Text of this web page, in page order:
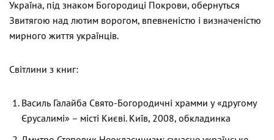
Україна, під знаком Богородиці Покрови, обернуться
Звитягою над лютим ворогом, впевненістю і визначеністю
мирного життя українців.
Світлини з книг:
Василь Галайба Свято-Богородичні храмми у «другому
Єрусалимі» – місті Києві. Київ, 2008, обкладинка